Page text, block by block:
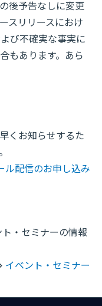
後予告なしに変更
スリリースにおけ
び不確実な事実に
もあります。あら
くお知らせするた
ル配信のお申し込み
・セミナーの情報
イベント・セミナー